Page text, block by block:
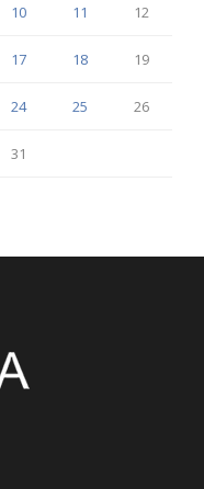
10 11 12
17 18 19
24 25 26
31